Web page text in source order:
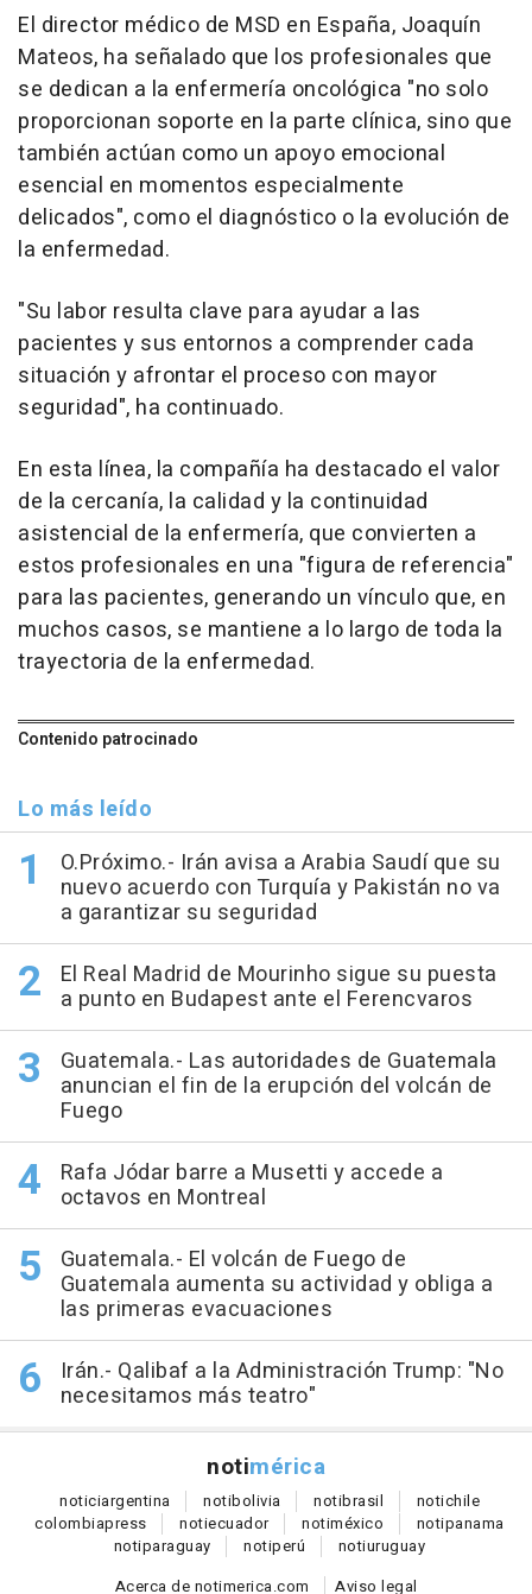
El director médico de MSD en España, Joaquín
Mateos, ha señalado que los profesionales que
se dedican a la enfermería oncológica "no solo
proporcionan soporte en la parte clínica, sino que
también actúan como un apoyo emocional
esencial en momentos especialmente
delicados", como el diagnóstico o la evolución de
la enfermedad.
"Su labor resulta clave para ayudar a las
pacientes y sus entornos a comprender cada
situación y afrontar el proceso con mayor
seguridad", ha continuado.
En esta línea, la compañía ha destacado el valor
de la cercanía, la calidad y la continuidad
asistencial de la enfermería, que convierten a
estos profesionales en una "figura de referencia"
para las pacientes, generando un vínculo que, en
muchos casos, se mantiene a lo largo de toda la
trayectoria de la enfermedad.
Contenido patrocinado
Lo más leído
O.Próximo.- Irán avisa a Arabia Saudí que su
nuevo acuerdo con Turquía y Pakistán no va
a garantizar su seguridad
El Real Madrid de Mourinho sigue su puesta
a punto en Budapest ante el Ferencvaros
Guatemala.- Las autoridades de Guatemala
anuncian el fin de la erupción del volcán de
Fuego
Rafa Jódar barre a Musetti y accede a
octavos en Montreal
Guatemala.- El volcán de Fuego de
Guatemala aumenta su actividad y obliga a
las primeras evacuaciones
Irán.- Qalibaf a la Administración Trump: "No
necesitamos más teatro"
notimérica
noticiargentina notibolivia notibrasil notichile
colombiapress notiecuador notiméxico notipanama
notiparaguay notiperú notiuruguay
Acerca de notimerica.com
Aviso legal